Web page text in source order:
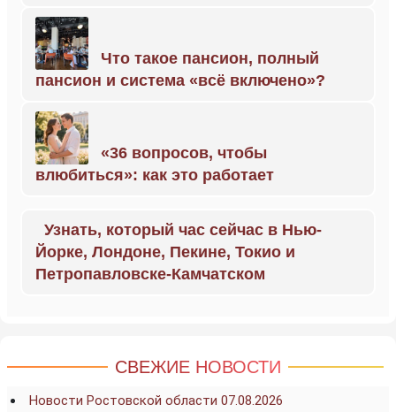
Что такое пансион, полный
пансион и система «всё включено»?
«36 вопросов, чтобы
влюбиться»: как это работает
Узнать, который час сейчас в Нью-
Йорке, Лондоне, Пекине, Токио и
Петропавловске-Камчатском
СВЕЖИЕ НОВОСТИ
Новости Ростовской области 07.08.2026